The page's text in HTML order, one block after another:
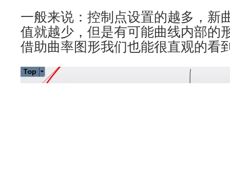
一般来说：控制点设置的越多，新
值就越少，但是有可能曲线内部的
借助曲率图形我们也能很直观的看